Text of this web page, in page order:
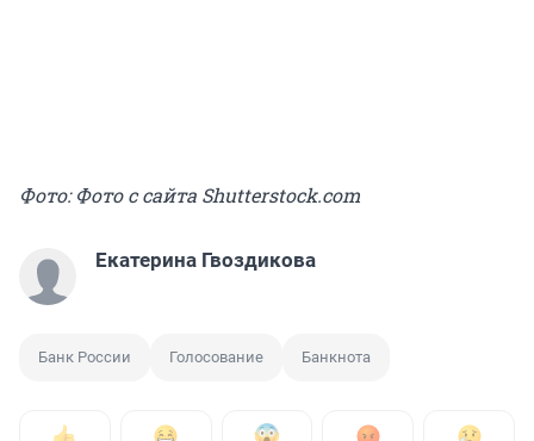
Фото: Фото с сайта Shutterstock.com
Екатерина Гвоздикова
Банк России Голосование Банкнота